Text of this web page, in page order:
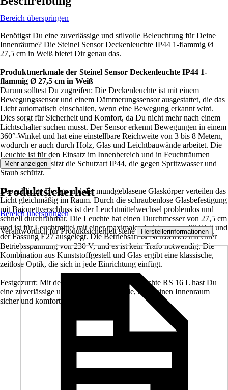
Bereich überspringen
Benötigst Du eine zuverlässige und stilvolle Beleuchtung für Deine
Innenräume? Die Steinel Sensor Deckenleuchte IP44 1-flammig Ø
27,5 cm in Weiß bietet Dir genau das.
Produktmerkmale der Steinel Sensor Deckenleuchte IP44 1-
flammig Ø 27,5 cm in Weiß
Darum solltest Du zugreifen: Die Deckenleuchte ist mit einem
Bewegungssensor und einem Dämmerungssensor ausgestattet, die das
Licht automatisch einschalten, wenn eine Bewegung erkannt wird.
Dies sorgt für Sicherheit und Komfort, da Du nicht mehr nach einem
Lichtschalter suchen musst. Der Sensor erkennt Bewegungen in einem
360°-Winkel und hat eine einstellbare Reichweite von 3 bis 8 Metern,
wodurch er auch durch Holz, Glas und Leichtbauwände arbeitet. Die
Leuchte ist für den Einsatz im Innenbereich und in Feuchträumen
geeignet und besitzt die Schutzart IP44, die gegen Spritzwasser und
Staub schützt.
Das schlichte Design und der mundgeblasene Glaskörper verteilen das
Licht gleichmäßig im Raum. Durch die schraubenlose Glasbefestigung
mit Bajonettverschluss ist der Leuchtmittelwechsel problemlos und
schnell durchführbar. Die Leuchte hat einen Durchmesser von 27,5 cm
und ist für Leuchtmittel mit einer maximalen Leistung von 60 Watt und
der Fassung E27 ausgelegt. Die Betriebsart ist Netzbetrieb mit einer
Betriebsspannung von 230 V, und es ist kein Trafo notwendig. Die
Kombination aus Kunststoffgestell und Glas ergibt eine klassische,
zeitlose Optik, die sich in jede Einrichtung einfügt.
Festgezurrt: Mit der Steinel Sensor Deckenleuchte RS 16 L hast Du
eine zuverlässige und stilvolle Lichtquelle, die Deinen Innenraum
sicher und komfortabel erhellt.
Mehr anzeigen
Produktsicherheit
Bereich überspringen
Verantwortlich für Produktsicherheit siehe Herstellerinformationen .